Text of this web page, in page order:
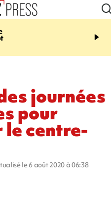
20:17
routière, concours de
journées
pour
le centre-
le 6 août 2020 à 06:38